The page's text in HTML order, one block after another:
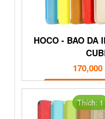
HOCO - BAO DA
MUA
Thích: 1